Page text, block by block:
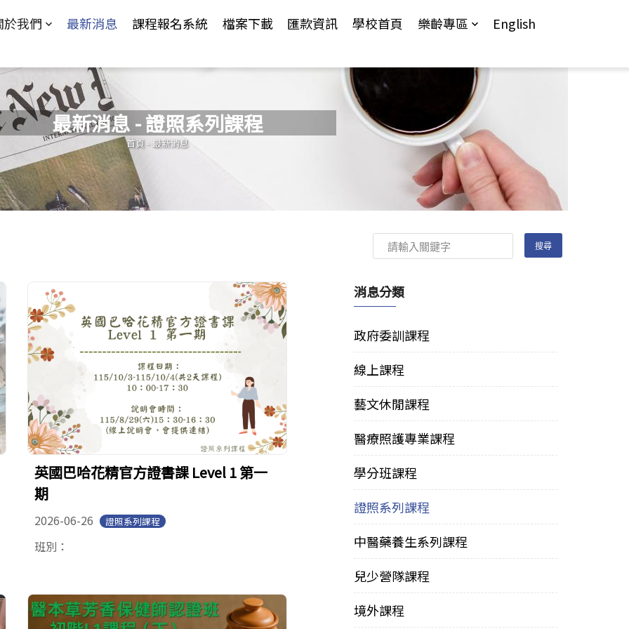
於我們 最新消息 課程報名系統 檔案下載 匯款資訊 學校首頁 樂齡專區 English
最新消息 - 證照系列課程
您在這裡
首頁 - 最新消息
英國巴哈花精官方證書課 Level 1 第一
期
2026-06-26 證照系列課程
班別：
消息分類
政府委訓課程
線上課程
藝文休閒課程
醫療照護專業課程
學分班課程
證照系列課程
中醫藥養生系列課程
兒少營隊課程
境外課程